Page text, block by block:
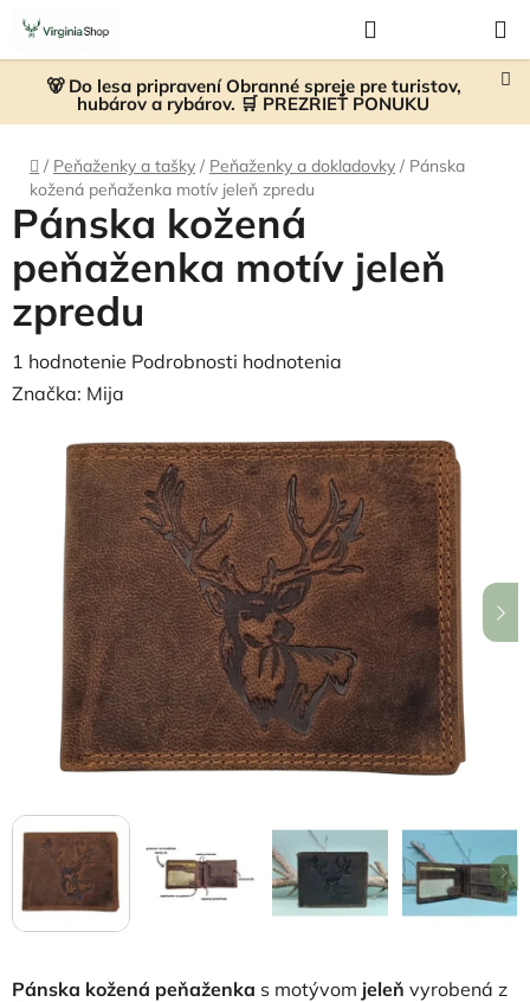
Prejsť
obsah
🐻 Do lesa pripravení Obranné spreje pre turistov,
hubárov a rybárov. 🛒 PREZRIEŤ PONUKU
KOŠÍK
Domov
/ Peňaženky a tašky / Peňaženky a dokladovky / Pánska
kožená peňaženka motív jeleň zpredu
Pánska kožená peňaženka s motývom jeleň vyrobená z
Pánska kožená
peňaženka motív jeleň
zpredu
Priemerné
hodnotenie
hviezdičiek.
1 hodnotenie Podrobnosti hodnotenia
Značka: Mija